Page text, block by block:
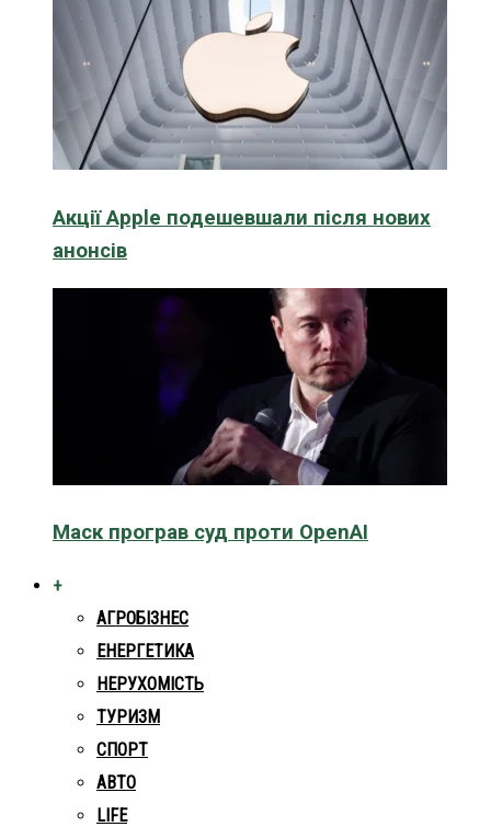
Акції Apple подешевшали після нових
анонсів
Маск програв суд проти OpenAI
+
АГРОБІЗНЕС
ЕНЕРГЕТИКА
НЕРУХОМІСТЬ
ТУРИЗМ
СПОРТ
АВТО
LIFE